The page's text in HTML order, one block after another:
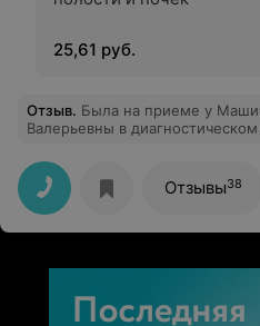
25,61 руб.
Отзыв. Была на приеме у
Валерьевны в
доброжелательная, к каждому
подход.
Отзывы38